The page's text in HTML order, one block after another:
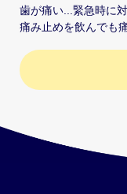
歯が痛い...緊急時に対応しても
痛み止めを飲んでも
医療機関に受診しま
の歯科医院へ急患の
合には、①「休日・
20時まで診療を行な
以降の夜間診療は、